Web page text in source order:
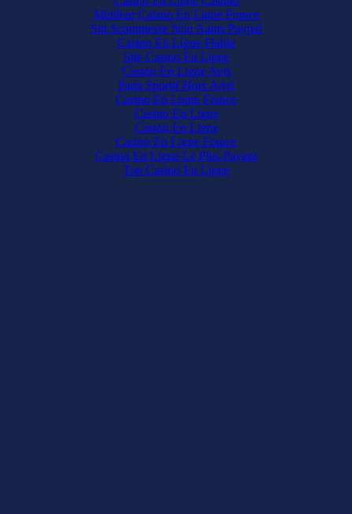
Meilleur Casino En Ligne France
Siti Scommesse Non Aams Paypal
Casino En Ligne Fiable
Site Casino En Ligne
Casino En Ligne Avis
Paris Sportif Hors Arjel
Casino En Ligne France
Casino En Ligne
Casino En Ligne
Casino En Ligne France
Casino En Ligne Le Plus Payant
Top Casino En Ligne